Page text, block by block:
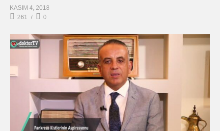
KASIM 4, 2018
261
0